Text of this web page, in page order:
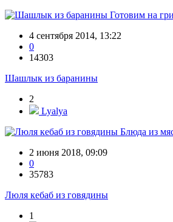
Готовим на
4 сентября 2014, 13:22
0
14303
Шашлык из баранины
2
Lyalya
Блюда из
2 июня 2018, 09:09
0
35783
Люля кебаб из говядины
1